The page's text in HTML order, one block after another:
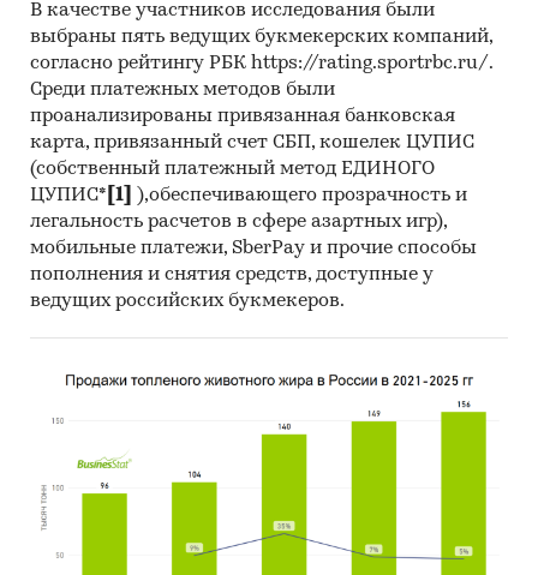
путём установки указателей в торговом центре
и массовой экспансии в Интернете (форум и
социальные сети).
Стоимость проекта
Необходимый объем инвестиций - .... руб.
Источники финансирования проекта
Собственные средства.
Выгоды и риски проекта
Выгоды:
реализация блюд и напитков для населения
предоставление рабочих мест
создание площадки для общения и деловых
встреч.
В качестве участников исследования были
выбраны пять ведущих букмекерских компаний,
согласно рейтингу РБК https://rating.sportrbc.ru/.
Среди платежных методов были
проанализированы привязанная банковская
карта, привязанный счет СБП, кошелек ЦУПИС
(собственный платежный метод ЕДИНОГО
ЦУПИС* [1]
),обеспечивающего прозрачность и
легальность расчетов в сфере азартных игр),
мобильные платежи, SberPay и прочие способы
пополнения и снятия средств, доступные у
ведущих российских букмекеров.